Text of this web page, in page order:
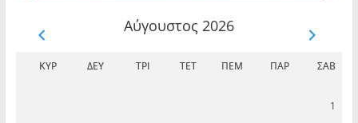
Αύγουστος 2026
ΚΥΡ ΔΕΥ ΤΡΊ ΤΕΤ ΠΈΜ ΠΑΡ ΣΆΒ
1